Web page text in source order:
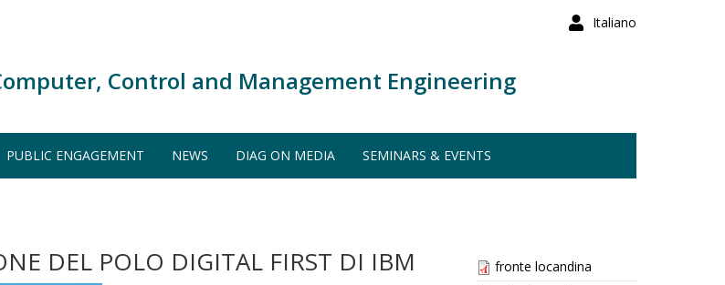
Italiano
Control and Management Engineering
PUBLIC ENGAGEMENT NEWS DIAG ON MEDIA SEMINARS & EVENTS
DEL POLO DIGITAL FIRST DI IBM
fronte locandina